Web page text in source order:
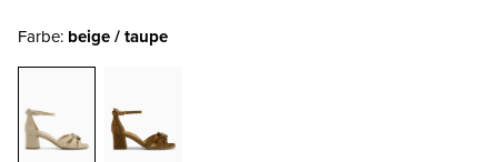
Farbe: beige / taupe